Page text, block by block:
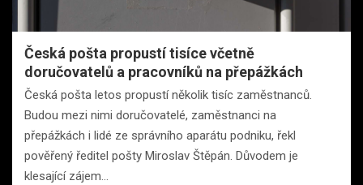
Česká pošta propustí tisíce včetně
doručovatelů a pracovníků na přepážkách
Česká pošta letos propustí několik tisíc zaměstnanců.
Budou mezi nimi doručovatelé, zaměstnanci na
přepážkách i lidé ze správního aparátu podniku, řekl
pověřený ředitel pošty Miroslav Štěpán. Důvodem je
klesající zájem…